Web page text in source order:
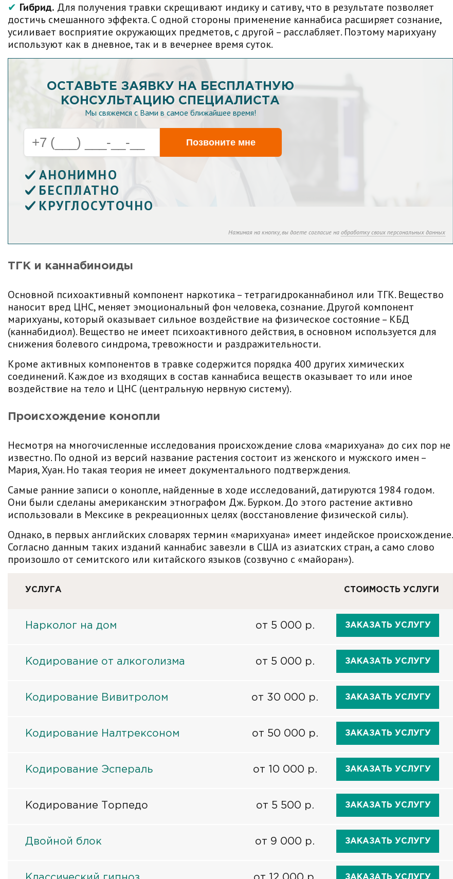
Гибрид. Для получения травки скрещивают индику и сативу, что в результате позволяет
достичь смешанного эффекта. С одной стороны применение каннабиса расширяет сознание,
усиливает восприятие окружающих предметов, с другой – расслабляет. Поэтому марихуану
используют как в дневное, так и в вечернее время суток.
АНОНИМНО
БЕСПЛАТНО
КРУГЛОСУТОЧНО
ОСТАВЬТЕ ЗАЯВКУ НА БЕСПЛАТНУЮ
КОНСУЛЬТАЦИЮ СПЕЦИАЛИСТА
Мы свяжемся с Вами в самое ближайшее время!
Позвоните мне
Нажимая на кнопку, вы даете согласие наобработку своих персональных данных
ТГК и каннабиноиды
Основной психоактивный компонент наркотика – тетрагидроканнабинол или ТГК. Вещество
наносит вред ЦНС, меняет эмоциональный фон человека, сознание. Другой компонент
марихуаны, который оказывает сильное воздействие на физическое состояние – КБД
(каннабидиол). Вещество не имеет психоактивного действия, в основном используется для
снижения болевого синдрома, тревожности и раздражительности.
Кроме активных компонентов в травке содержится порядка 400 других химических
соединений. Каждое из входящих в состав каннабиса веществ оказывает то или иное
воздействие на тело и ЦНС (центральную нервную систему).
Происхождение конопли
Несмотря на многочисленные исследования происхождение слова «марихуана» до сих пор не
известно. По одной из версий название растения состоит из женского и мужского имен –
Мария, Хуан. Но такая теория не имеет документального подтверждения.
Самые ранние записи о конопле, найденные в ходе исследований, датируются 1984 годом.
Они были сделаны американским этнографом Дж. Бурком. До этого растение активно
использовали в Мексике в рекреационных целях (восстановление физической силы).
Однако, в первых английских словарях термин «марихуана» имеет индейское происхождение.
Согласно данным таких изданий каннабис завезли в США из азиатских стран, а само слово
произошло от семитского или китайского языков (созвучно с «майоран»).
УСЛУГА СТОИМОСТЬ УСЛУГИ
Нарколог на дом от 5 000 р. ЗАКАЗАТЬ УСЛУГУ
Кодирование от алкоголизма от 5 000 р. ЗАКАЗАТЬ УСЛУГУ
Кодирование Вивитролом от 30 000 р. ЗАКАЗАТЬ УСЛУГУ
Кодирование Налтрексоном от 50 000 р. ЗАКАЗАТЬ УСЛУГУ
Кодирование Эспераль от 10 000 р. ЗАКАЗАТЬ УСЛУГУ
Кодирование Торпедо от 5 500 р. ЗАКАЗАТЬ УСЛУГУ
Двойной блок от 9 000 р. ЗАКАЗАТЬ УСЛУГУ
ЗАКАЗАТЬ УСЛУГУ